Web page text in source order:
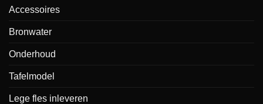
Accessoires
Bronwater
Onderhoud
Tafelmodel
Lege fles inleveren